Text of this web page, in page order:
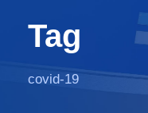
Tag
covid-19